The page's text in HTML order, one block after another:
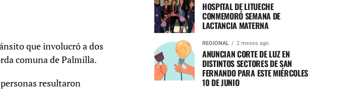
que involucró a dos
comuna de Palmilla.
resultaron
HOSPITAL DE LITUECHE
CONMEMORÓ SEMANA DE
LACTANCIA MATERNA
REGIONAL 2 meses ago
ANUNCIAN CORTE DE LUZ EN
DISTINTOS SECTORES DE SAN
FERNANDO PARA ESTE MIÉRCOLES
10 DE JUNIO